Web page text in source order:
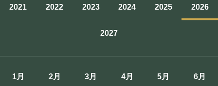
まほろ座について
アクセス
2021 2022 2023 2024 2025 2026
2027
1月 2月 3月 4月 5月 6月